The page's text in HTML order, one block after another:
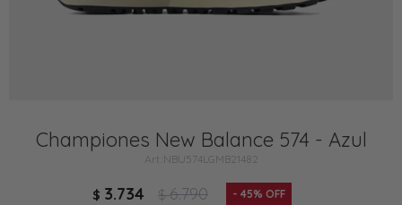
Championes New Balance 574 - Azul
NBU574LGMB21482
$ 3.734 $ 6.790 45